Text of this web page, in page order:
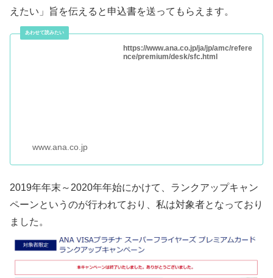
えたい」旨を伝えると申込書を送ってもらえます。
https://www.ana.co.jp/ja/jp/amc/refere
nce/premium/desk/sfc.html
www.ana.co.jp
2019年年末～2020年年始にかけて、ランクアップキャン
ペーンというのが行われており、私は対象者となっており
ました。